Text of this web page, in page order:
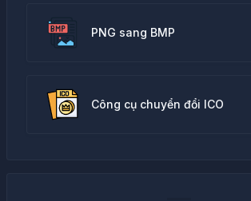
PNG sang BMP
Công cụ chuyển đổi ICO